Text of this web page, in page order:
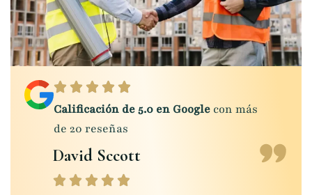
Calificación de 5.0 en Google con más
de 20 reseñas
David Sccott